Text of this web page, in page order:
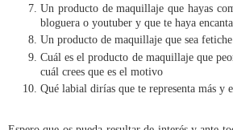
Un producto de maquillaje que hayas
bloguera o youtuber y que te haya
Un producto de maquillaje que sea fetiche
Cuál es el producto de maquillaje que
cuál crees que es el motivo
Qué labial dirías que te representa más y